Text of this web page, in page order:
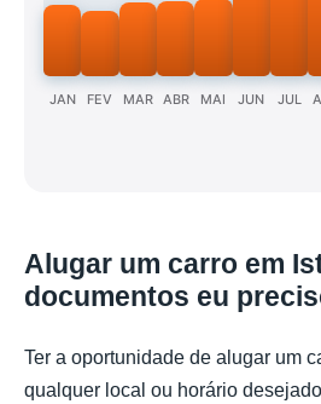
JAN FEV MAR ABR MAI JUN JUL
Alugar um carro em
documentos eu
Ter a oportunidade de alugar um
qualquer local ou horário